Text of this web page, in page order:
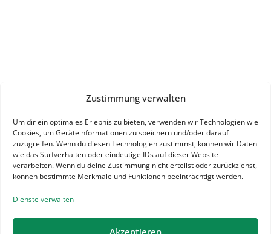
Zustimmung verwalten
Um dir ein optimales Erlebnis zu bieten, verwenden wir Technologien wie
Cookies, um Geräteinformationen zu speichern und/oder darauf
zuzugreifen. Wenn du diesen Technologien zustimmst, können wir Daten
wie das Surfverhalten oder eindeutige IDs auf dieser Website
verarbeiten. Wenn du deine Zustimmung nicht erteilst oder zurückziehst,
können bestimmte Merkmale und Funktionen beeinträchtigt werden.
Dienste verwalten
Akzeptieren